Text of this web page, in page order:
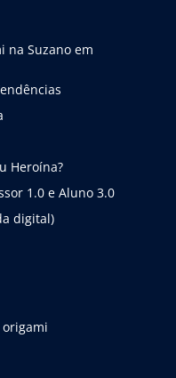
na Suzano em
Heroína?
1.0 e Aluno 3.0
digital)
origami